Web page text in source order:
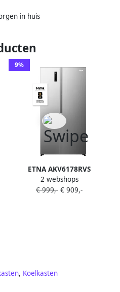
in huis
9%
ETNA AKV6178RVS
Amerikaanse koelkast No-
Frost 178 cm hoog 544 liter
2 webshops
€ 999,- € 909,-
, Koelkasten